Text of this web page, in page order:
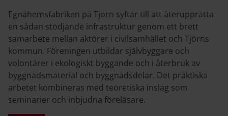
Egnahemsfabriken på Tjörn syftar till att återupprätta
en sådan stödjande infrastruktur genom ett brett
samarbete mellan aktörer i civilsamhället och Tjörns
kommun. Föreningen utbildar självbyggare och
volontärer i ekologiskt byggande och i återbruk av
byggnadsmaterial och byggnadsdelar. Det praktiska
arbetet kombineras med teoretiska inslag som
seminarier och inbjudna föreläsare.